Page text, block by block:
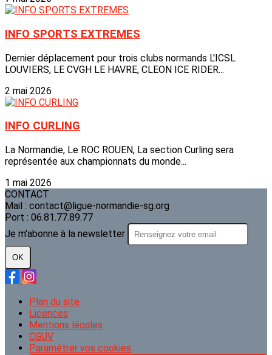
INFO SPORTS EXTREMES
Dernier déplacement pour trois clubs normands L'ICSL
LOUVIERS, LE CVGH LE HAVRE, CLEON ICE RIDER...
2 mai 2026
INFO CURLING
La Normandie, Le ROC ROUEN, La section Curling sera
représentée aux championnats du monde...
1 mai 2026
CONTACT
Mail : contact@ligue-normandie-sg.org
Port : 06.81.77.89.77
Je m'abonne à la newsletter
OK
Plan du site
Licences
Mentions légales
CGUV
Paramétrer vos cookies